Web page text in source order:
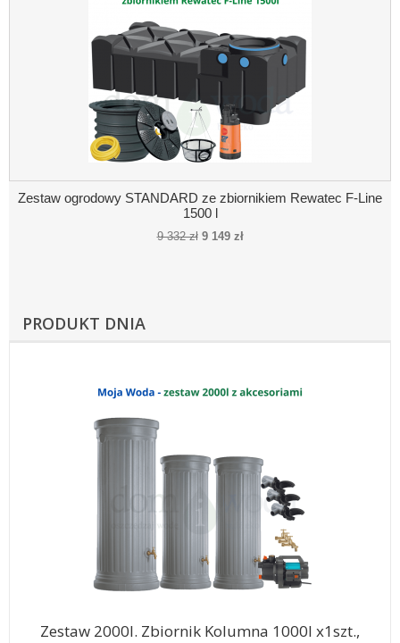
Zestaw ogrodowy STANDARD ze zbiornikiem Rewatec F-Line
1500 l
9 332 zł 9 149 zł
PRODUKT DNIA
Zestaw 2000l. Zbiornik Kolumna 1000l x1szt.,